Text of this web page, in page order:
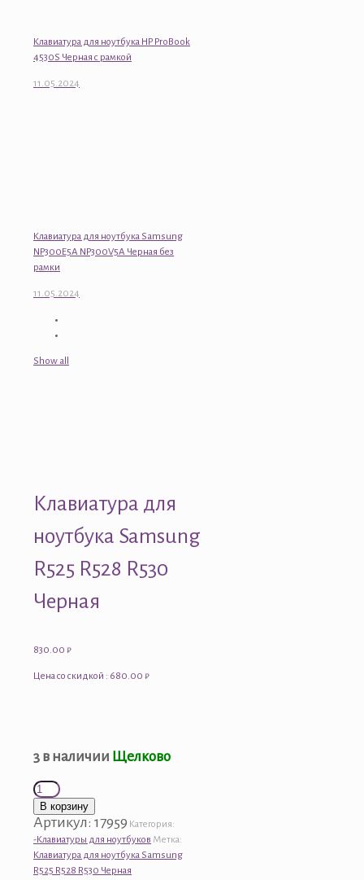
Клавиатура для ноутбука HP ProBook
4530S Черная с рамкой
11.05.2024
Клавиатура для ноутбука Samsung
NP300E5A NP300V5A Черная без
рамки
11.05.2024
Show all
Клавиатура для
ноутбука Samsung
R525 R528 R530
Черная
830.00 ₽
Цена со скидкой : 680.00 ₽
3 в наличии Щелково
Количество
товара
Клавиатура
для
ноутбука
Samsung
В корзину
Артикул: 17959 Категория:
-Клавиатуры для ноутбуков Метка:
Клавиатура для ноутбука Samsung
R525 R528 R530 Черная